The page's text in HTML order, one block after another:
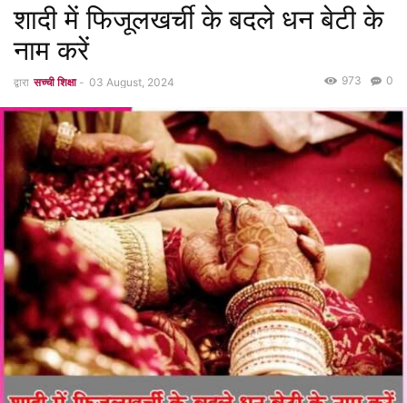
शादी में फिजूलखर्ची के बदले धन बेटी के
नाम करें
द्वारा सच्ची शिक्षा - 03 August, 2024 0
973